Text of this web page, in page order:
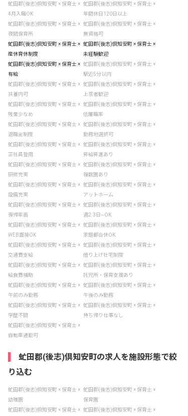
虻田郡(後志)倶知安町 × 保育士 ×
4月入職OK
虻田郡(後志)倶知安町 × 保育士 ×
年間休日120日以上
虻田郡(後志)倶知安町 × 保育士 ×
夜間保育所
虻田郡(後志)倶知安町 × 保育士 ×
無資格可
虻田郡(後志)倶知安町 × 保育士 ×
産休育休制度
虻田郡(後志)倶知安町 × 保育士 ×
未経験歓迎
虻田郡(後志)倶知安町 × 保育士 ×
有給
虻田郡(後志)倶知安町 × 保育士 ×
駅近5分以内
虻田郡(後志)倶知安町 × 保育士 ×
扶養内可
虻田郡(後志)倶知安町 × 保育士 ×
上京者歓迎
虻田郡(後志)倶知安町 × 保育士 ×
残業少なめ
虻田郡(後志)倶知安町 × 保育士 ×
低離職率
虻田郡(後志)倶知安町 × 保育士 ×
退職金制度
虻田郡(後志)倶知安町 × 保育士 ×
勤務地選択可
虻田郡(後志)倶知安町 × 保育士 ×
正社員登用
虻田郡(後志)倶知安町 × 保育士 ×
昇給昇進あり
虻田郡(後志)倶知安町 × 保育士 ×
研修充実
虻田郡(後志)倶知安町 × 保育士 ×
複数園あり
虻田郡(後志)倶知安町 × 保育士 ×
設備充実
虻田郡(後志)倶知安町 × 保育士 ×
アットホーム
虻田郡(後志)倶知安町 × 保育士 ×
復帰率高
虻田郡(後志)倶知安町 × 保育士 ×
週2.3日~OK
虻田郡(後志)倶知安町 × 保育士 ×
WEB面接OK
虻田郡(後志)倶知安町 × 保育士 ×
家庭都合休OK
虻田郡(後志)倶知安町 × 保育士 ×
交通費支給
虻田郡(後志)倶知安町 × 保育士 ×
借り上げ社宅制度
虻田郡(後志)倶知安町 × 保育士 ×
給食費補助
虻田郡(後志)倶知安町 × 保育士 ×
託児所・保育支援あり
虻田郡(後志)倶知安町 × 保育士 ×
午前のみ勤務
虻田郡(後志)倶知安町 × 保育士 ×
午後のみ勤務
虻田郡(後志)倶知安町 × 保育士 ×
学歴不問
虻田郡(後志)倶知安町 × 保育士 ×
持ち帰り仕事なし
虻田郡(後志)倶知安町 × 保育士 ×
自転車通勤可
虻田郡(後志)倶知安町の求人を施設形態で絞
り込む
虻田郡(後志)倶知安町 × 保育士 ×
幼稚園
虻田郡(後志)倶知安町 × 保育士 ×
保育園
虻田郡(後志)倶知安町 × 保育士 × 虻田郡(後志)倶知安町 × 保育士 ×